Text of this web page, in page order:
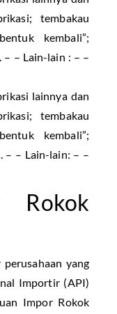
tembakau
kembali”;
– – Lain-lain : – –
lainnya dan
tembakau
kembali”;
– – Lain-lain: – –
Rokok
yang
Importir (API)
Impor Rokok